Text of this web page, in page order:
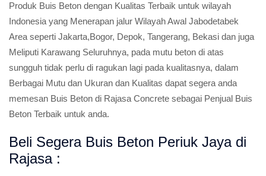
Produk Buis Beton dengan Kualitas Terbaik untuk wilayah
Indonesia yang Menerapan jalur Wilayah Awal Jabodetabek
Area seperti Jakarta,Bogor, Depok, Tangerang, Bekasi dan juga
Meliputi Karawang Seluruhnya, pada mutu beton di atas
sungguh tidak perlu di ragukan lagi pada kualitasnya, dalam
Berbagai Mutu dan Ukuran dan Kualitas dapat segera anda
memesan Buis Beton di Rajasa Concrete sebagai Penjual Buis
Beton Terbaik untuk anda.
Beli Segera Buis Beton Periuk Jaya di
Rajasa :